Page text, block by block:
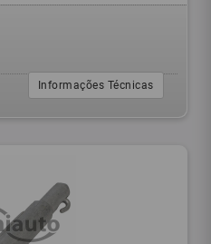
Informações Técnicas